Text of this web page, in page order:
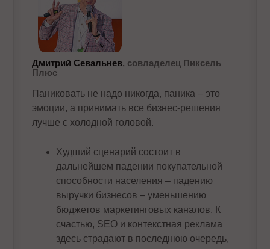
Дмитрий Севальнев, совладелец Пиксель
Плюс
Паниковать не надо никогда, паника – это
эмоции, а принимать все бизнес-решения
лучше с холодной головой.
Худший сценарий состоит в
дальнейшем падении покупательной
способности населения – падению
выручки бизнесов – уменьшению
бюджетов маркетинговых каналов. К
счастью, SEO и контекстная реклама
здесь страдают в последнюю очередь,